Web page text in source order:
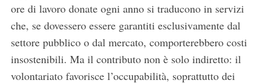
ore di lavoro donate ogni anno si traducono in servizi
che, se dovessero essere garantiti esclusivamente dal
settore pubblico o dal mercato, comporterebbero costi
insostenibili. Ma il contributo non è solo indiretto: il
volontariato favorisce l’occupabilità, soprattutto dei